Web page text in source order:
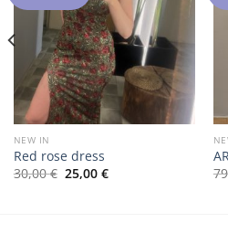
NEW IN
Red rose dress
30,00€ Original
price
25,00 €Η
τρέχουσα